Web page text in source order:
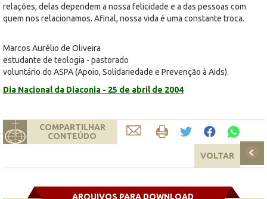
relações, delas dependem a nossa felicidade e a das pessoas com
quem nos relacionamos. Afinal, nossa vida é uma constante troca.
Marcos Aurélio de Oliveira
estudante de teologia - pastorado
voluntário do ASPA (Apoio, Solidariedade e Prevenção à Aids).
Dia Nacional da Diaconia - 25 de abril de 2004
COMPARTILHAR
CONTEÚDO
VOLTAR
ARQUIVOS PARA DOWNLOAD